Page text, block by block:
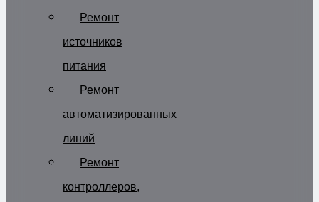
Ремонт
источников
питания
Ремонт
автоматизированных
линий
Ремонт
контроллеров,